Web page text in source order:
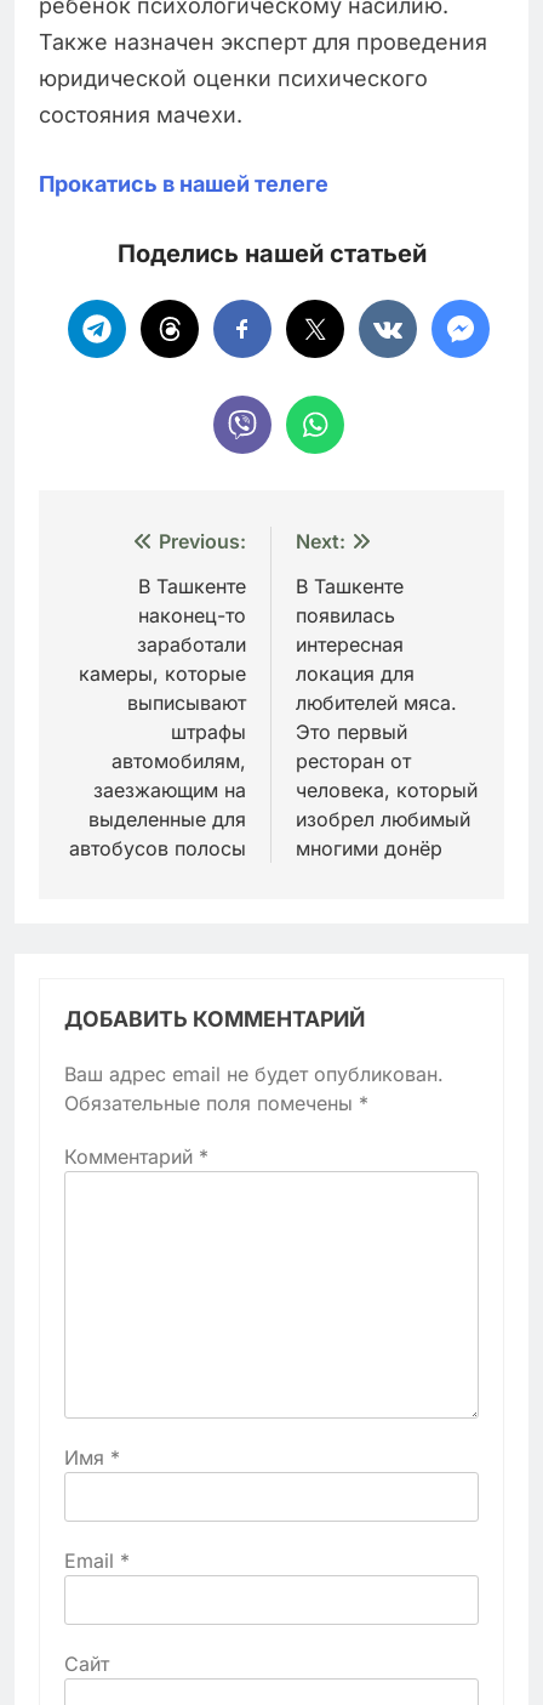
Также назначен эксперт для проведения
юридической оценки психического
состояния мачехи.
Прокатись в нашей телеге
Поделись нашей статьей
Навигация
записям
Previous:
В Ташкенте
наконец-то
заработали
камеры, которые
выписывают
штрафы
автомобилям,
заезжающим на
выделенные для
автобусов полосы
Next:
В Ташкенте
появилась
интересная
локация для
любителей мяса.
Это первый
ресторан от
человека, который
изобрел любимый
многими донёр
ДОБАВИТЬ КОММЕНТАРИЙ
Ваш адрес email не будет опубликован.
Обязательные поля помечены *
Комментарий *
Имя *
Email *
Сайт